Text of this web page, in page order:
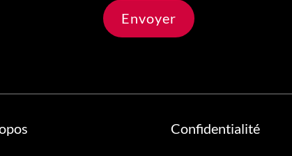
Envoyer
Confidentialité